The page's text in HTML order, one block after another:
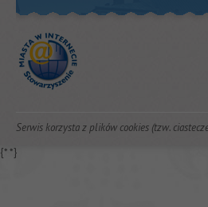
Serwis korzysta z plików cookies (tzw.
{**}